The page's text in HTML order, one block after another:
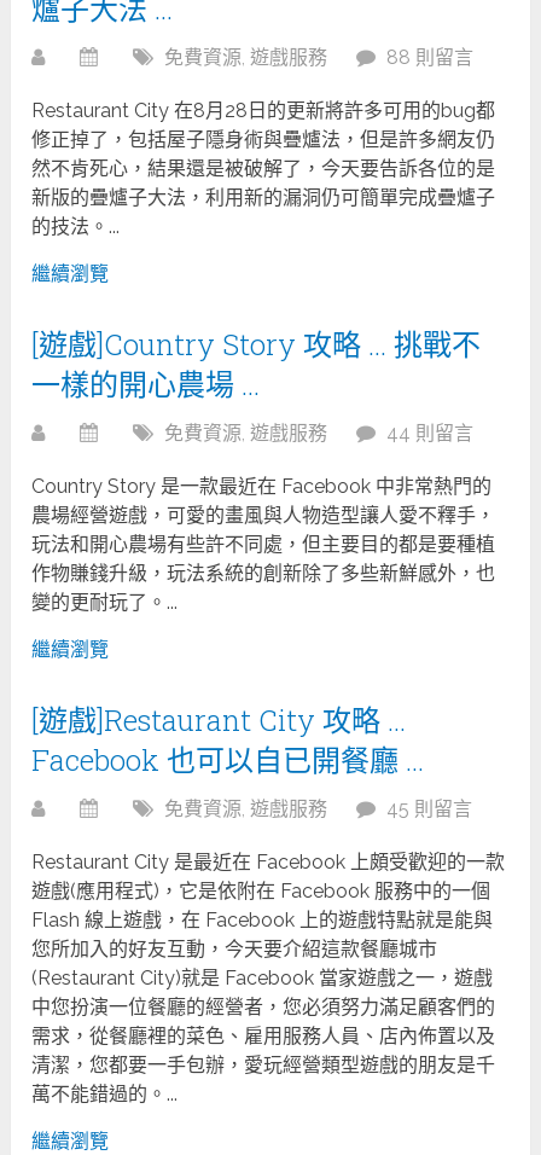
爐子大法 …
免費資源,遊戲服務 88 則留言
Restaurant City 在8月28日的更新將許多可用的bug都
修正掉了，包括屋子隱身術與疊爐法，但是許多網友仍
然不肯死心，結果還是被破解了，今天要告訴各位的是
新版的疊爐子大法，利用新的漏洞仍可簡單完成疊爐子
的技法。...
繼續瀏覽
[遊戲]Country Story 攻略 … 挑戰不
一樣的開心農場 …
免費資源,遊戲服務 44 則留言
Country Story 是一款最近在 Facebook 中非常熱門的
農場經營遊戲，可愛的畫風與人物造型讓人愛不釋手，
玩法和開心農場有些許不同處，但主要目的都是要種植
作物賺錢升級，玩法系統的創新除了多些新鮮感外，也
變的更耐玩了。...
繼續瀏覽
[遊戲]Restaurant City 攻略 …
Facebook 也可以自已開餐廳 …
免費資源,遊戲服務 45 則留言
Restaurant City 是最近在 Facebook 上頗受歡迎的一款
遊戲(應用程式)，它是依附在 Facebook 服務中的一個
Flash 線上遊戲，在 Facebook 上的遊戲特點就是能與
您所加入的好友互動，今天要介紹這款餐廳城市
(Restaurant City)就是 Facebook 當家遊戲之一，遊戲
中您扮演一位餐廳的經營者，您必須努力滿足顧客們的
需求，從餐廳裡的菜色、雇用服務人員、店內佈置以及
清潔，您都要一手包辦，愛玩經營類型遊戲的朋友是千
萬不能錯過的。...
繼續瀏覽